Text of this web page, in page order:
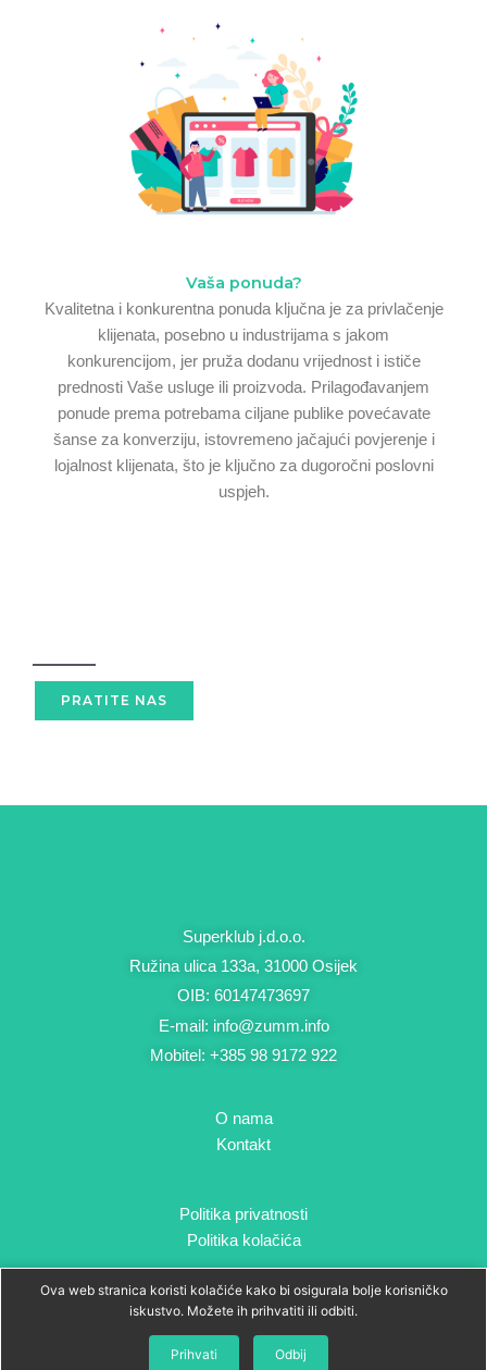
Vaša ponuda?
Kvalitetna i konkurentna ponuda ključna je za privlačenje
klijenata, posebno u industrijama s jakom
konkurencijom, jer pruža dodanu vrijednost i ističe
prednosti Vaše usluge ili proizvoda. Prilagođavanjem
ponude prema potrebama ciljane publike povećavate
šanse za konverziju, istovremeno jačajući povjerenje i
lojalnost klijenata, što je ključno za dugoročni poslovni
uspjeh.
PRATITE NAS
Superklub j.d.o.o.
Ružina ulica 133a, 31000 Osijek
OIB: 60147473697
E-mail: info@zumm.info
Mobitel: +385 98 9172 922
O nama
Kontakt
Ova web stranica koristi kolačiće kako bi osigurala bolje korisničko
iskustvo. Možete ih prihvatiti ili odbiti.
Prihvati Odbij
Politika privatnosti
Politika kolačića
F
a
c
o
n
s
g
info@zumm.info